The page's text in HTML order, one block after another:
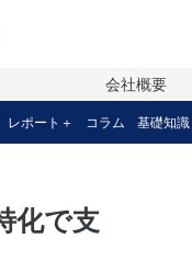
会社概要
レポート＋ コラム 基礎知識
化で支